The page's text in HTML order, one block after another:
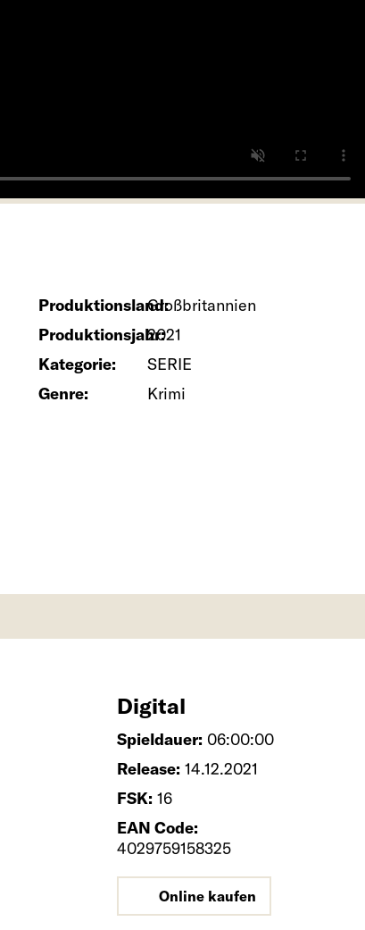
Produktionsland:Großbritannien
Produktionsjahr:2021
Kategorie:
SERIE
Genre:
Krimi
Digital
Spieldauer: 06:00:00
Release: 14.12.2021
FSK: 16
EAN Code:
4029759158325
Online kaufen